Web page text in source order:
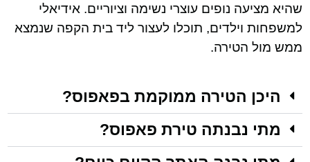
שהיא מציעה נופים עוצרי נשימה וציוריים. אידיאלי
למשפחות וילדים, תוכלו לעצור ליד בית הקפה שנמצא
ממש מול הטירה.
היכן הטירה ממוקמת בפאפוס?
מתי נבנתה טירת פאפוס?